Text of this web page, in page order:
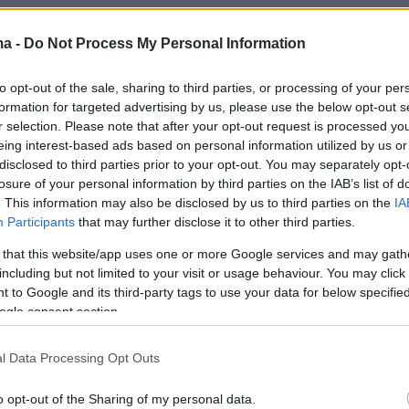
- Do Not Process My Personal Information
opt-out of the sale, sharing to third parties, or processing of your
for targeted advertising by us, please use the below opt-out
selection. Please note that after your opt-out request is processed
interest-based ads based on personal information utilized by us
to third parties prior to your opt-out. You may separately
of your personal information by third parties on the IAB’s list of
This information may also be disclosed by us to third parties on the
Participants that may further disclose it to other third parties.
that this website/app uses one or more Google services and may
but not limited to your visit or usage behaviour. You may
to Google and its third-party tags to use your data for below
consent section.
Data Processing Opt Outs
opt-out of the Sharing of my personal data.
του Αρείου Πάγου αποφάσισε με πλειοψηφία
που έχουν υπαχθεί στον νόμο Κατσέλη πρέπει να
μηνιαία δόση τους και όχι στο σύνολο του δανειακού
funds επιστρέφουν στις
ιδιωτικών σχολείων, πώς
ο χάρτης της εκπαίδευσης
ελληνικούς ομίλους να διατηρούν έντονο
28